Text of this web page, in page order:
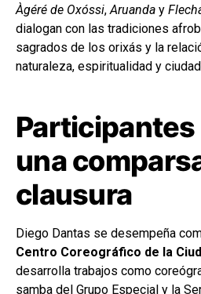
Àgéré de Oxóssi,Aruanda y
dialogan con las tradiciones
sagrados de los orixás y la
naturaleza, espiritualidad y
una
clausura
Diego Dantas se desempeña
Centro Coreográfico de la
desarrolla trabajos como
samba del Grupo Especial y la